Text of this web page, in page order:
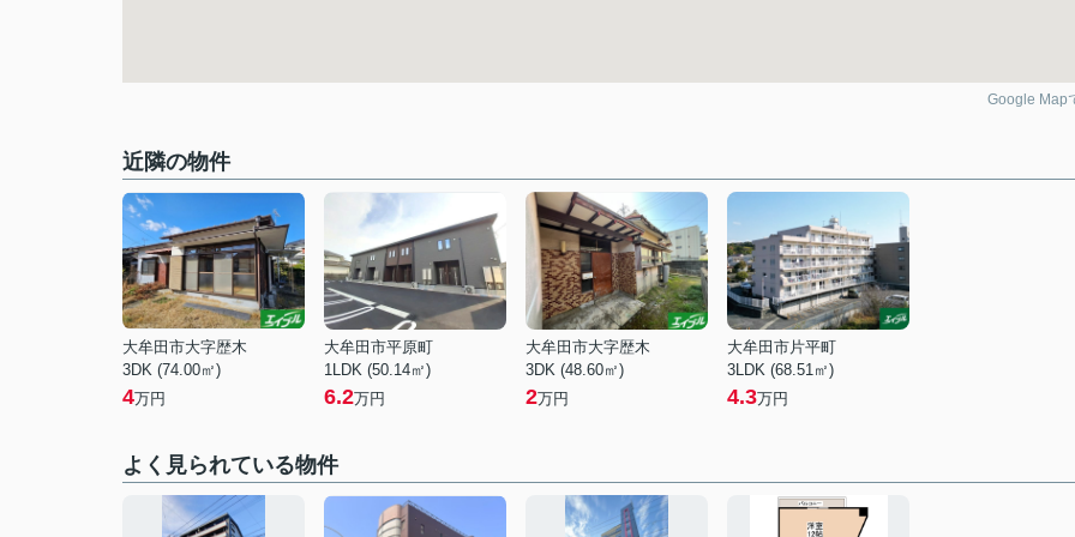
Google Map
近隣の物件
大牟田市大字歴木
3DK (74.00㎡)
4万円
大牟田市平原町
1LDK (50.14㎡)
6.2万円
大牟田市大字歴木
3DK (48.60㎡)
2万円
大牟田市片平町
3LDK (68.51㎡)
4.3万円
よく見られている物件